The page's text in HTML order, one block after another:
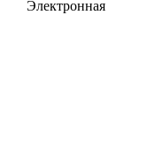
Электронная